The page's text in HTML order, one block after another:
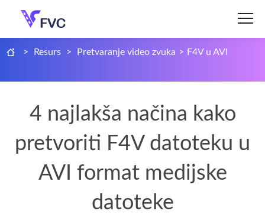
> Resurs > Pretvaranje video zvuka > F4V u AVI
4 najlakša načina kako
pretvoriti F4V datoteku u
AVI format medijske
datoteke